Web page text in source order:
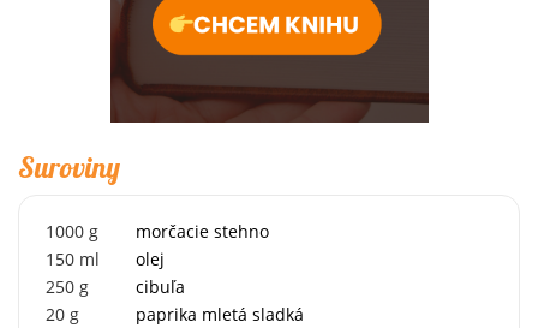
Suroviny
1000 g
morčacie stehno
150 ml
olej
250 g
cibuľa
20 g
paprika mletá sladká